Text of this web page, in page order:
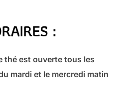
:
thé est ouverte tous les
mardi et le mercredi matin